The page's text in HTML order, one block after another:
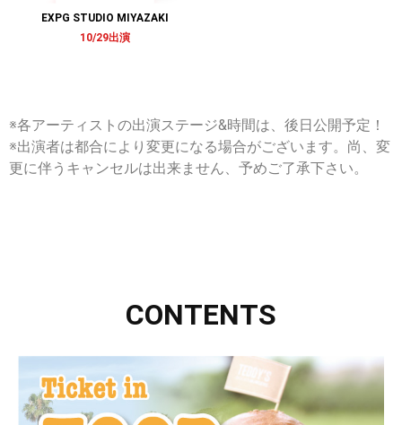
EXPG STUDIO MIYAZAKI
10/29出演​
※各アーティストの出演ステージ&時間は、後日公開予定！
※出演者は都合により変更になる場合がございます。尚、変
更に伴うキャンセルは出来ません、予めご了承下さい。
CONTENTS